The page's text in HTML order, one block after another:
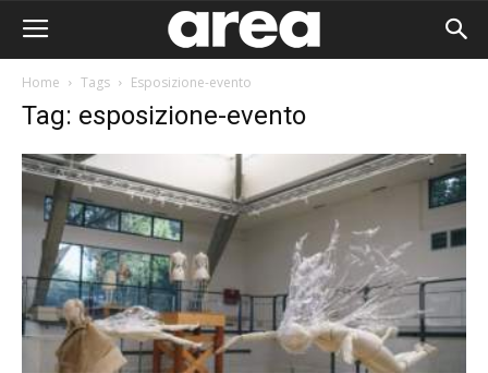
Home Tags Esposizione-evento
Tag: esposizione-evento